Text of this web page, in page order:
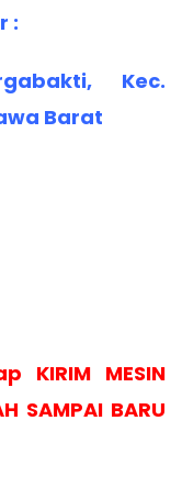
:
Kec.
Barat
KIRIM MESIN
SAMPAI BARU